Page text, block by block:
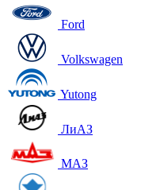
Ford
Volkswagen
Yutong
ЛиАЗ
МАЗ